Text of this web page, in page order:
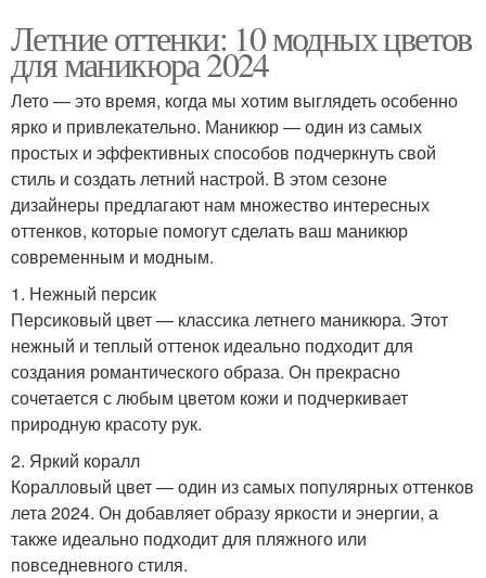
Летние оттенки: 10 модных цветов
для маникюра 2024
Лето — это время, когда мы хотим выглядеть особенно
ярко и привлекательно. Маникюр — один из самых
простых и эффективных способов подчеркнуть свой
стиль и создать летний настрой. В этом сезоне
дизайнеры предлагают нам множество интересных
оттенков, которые помогут сделать ваш маникюр
современным и модным.
1. Нежный персик
Персиковый цвет — классика летнего маникюра. Этот
нежный и теплый оттенок идеально подходит для
создания романтического образа. Он прекрасно
сочетается с любым цветом кожи и подчеркивает
природную красоту рук.
2. Яркий коралл
Коралловый цвет — один из самых популярных оттенков
лета 2024. Он добавляет образу яркости и энергии, а
также идеально подходит для пляжного или
повседневного стиля.